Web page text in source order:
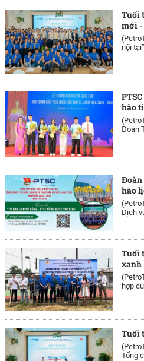
Tuổi
mới -
nội
hào
Đoàn
Đoàn
hào
Dịch
Tuổi
xanh
hợp
Tuổi
Tổng